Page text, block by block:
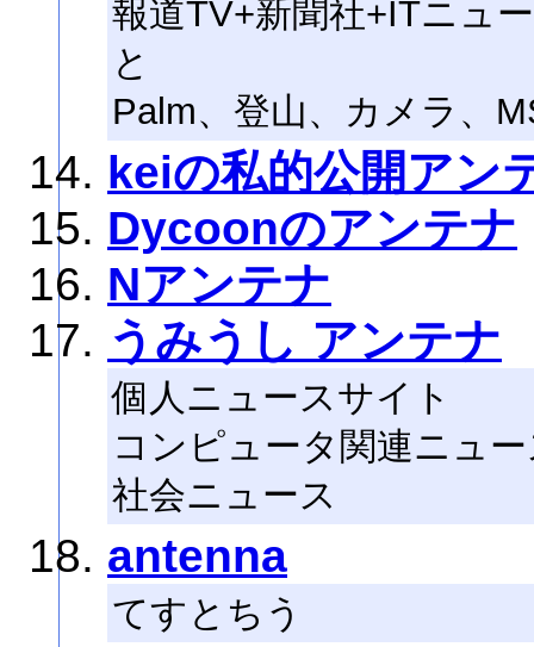
報道TV+新聞社+ITニュ
と
Palm、登山、カメラ、
keiの私的公開アン
Dycoonのアンテナ
Nアンテナ
うみうし アンテナ
個人ニュースサイト
コンピュータ関連ニュ
社会ニュース
antenna
てすとちう